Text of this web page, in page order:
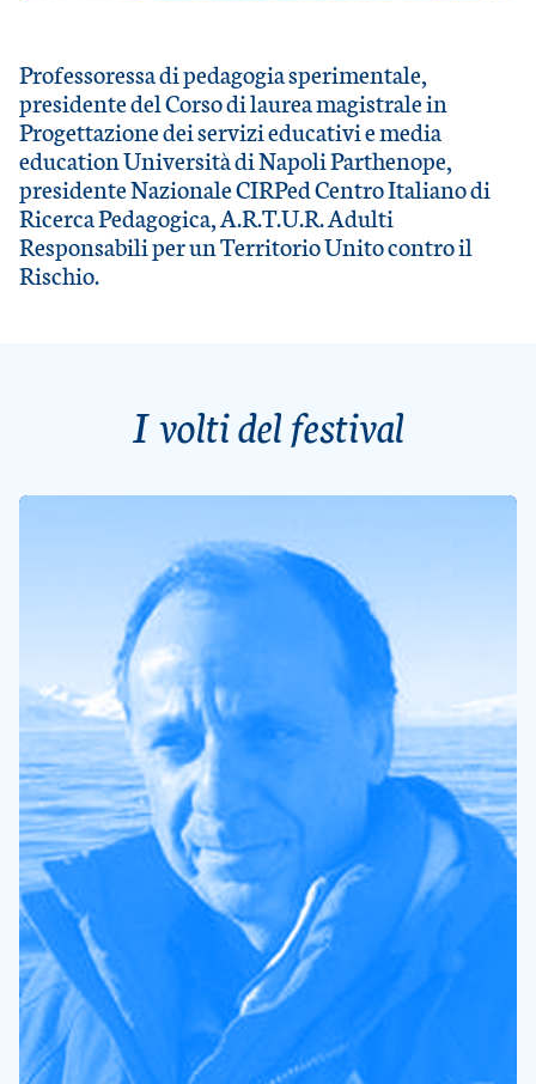
Professoressa di pedagogia sperimentale,
presidente del Corso di laurea magistrale in
Progettazione dei servizi educativi e media
education Università di Napoli Parthenope,
presidente Nazionale CIRPed Centro Italiano di
Ricerca Pedagogica, A.R.T.U.R. Adulti
Responsabili per un Territorio Unito contro il
Rischio.
I volti del festival